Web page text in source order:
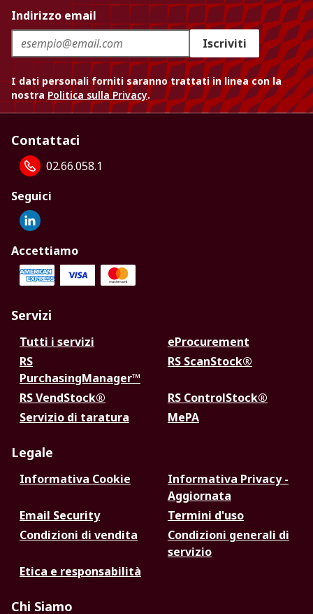
Indirizzo email
Iscriviti
I dati personali forniti saranno trattati in linea con la
nostra Politica sulla Privacy.
Contattaci
02.66.058.1
Seguici
Accettiamo
Servizi
Tutti i servizi
eProcurement
RS
PurchasingManager™
RS ScanStock®
RS VendStock®
RS ControlStock®
Servizio di taratura
MePA
Legale
Informativa Cookie
Informativa Privacy -
Aggiornata
Email Security
Termini d'uso
Condizioni di vendita
Condizioni generali di
servizio
Etica e responsabilità
Chi Siamo